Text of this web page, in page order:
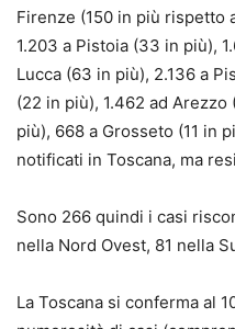
Firenze (150 in più rispetto
1.203 a Pistoia (33 in più),
Lucca (63 in più), 2.136 a
(22 in più), 1.462 ad Arezzo
più), 668 a Grosseto (11 in
notificati in Toscana, ma
Sono 266 quindi i casi
nella Nord Ovest, 81 nella
La Toscana si conferma al